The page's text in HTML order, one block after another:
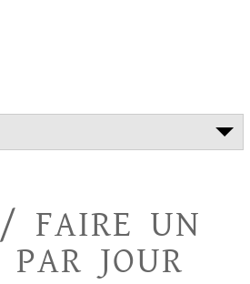
FAIRE UN
PAR JOUR